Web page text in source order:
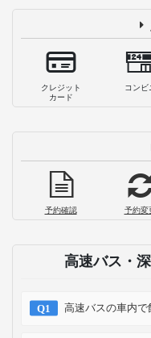
クレジット
カード
コンビ
予約確認 予約変
高速バス・
高速バスの車内で